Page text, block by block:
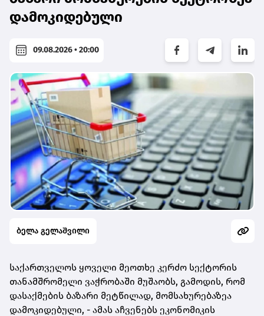
დამოკიდებული
09.08.2026 • 20:00
ბელა გელაშვილი
საქართველოს ყოველი მეოთხე კერძო სექტორის
თანამშრომელი ვაჭრობაში მუშაობს, გამოდის, რომ
დასაქმების ბაზარი მეტწილად, მომსახურებაზეა
დამოკიდებული, - ამას აჩვენებს ეკონომიკის